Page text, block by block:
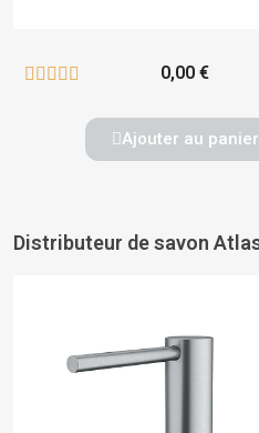
     0,00 €
Ajouter au panier